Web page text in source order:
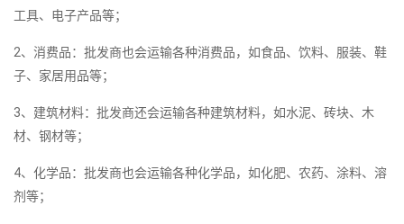
工具、电子产品等；
2、消费品：批发商也会运输各种消费品，如食品、饮料、服装、鞋
子、家居用品等；
3、建筑材料：批发商还会运输各种建筑材料，如水泥、砖块、木
材、钢材等；
4、化学品：批发商也会运输各种化学品，如化肥、农药、涂料、溶
剂等；